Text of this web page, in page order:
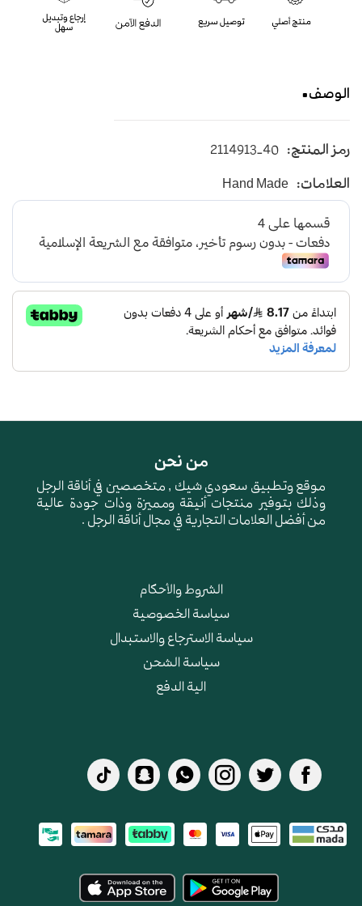
الوصف
متوسط الارتفاع - اللون أبيض وأصفر
صناعة وطنية
رمز المنتج: 2114913-40
العلامات: Hand Made
من نحن
موقع وتطبيق سعودي شيك , متخصصين في أناقة الرجل
وذلك بتوفير منتجات أنيقة ومميزة وذات جودة عالية
من أفضل العلامات التجارية في مجال أناقة الرجل .
الشروط والأحكام
سياسة الخصوصية
سياسة الاسترجاع والاستبدال
سياسة الشحن
الية الدفع